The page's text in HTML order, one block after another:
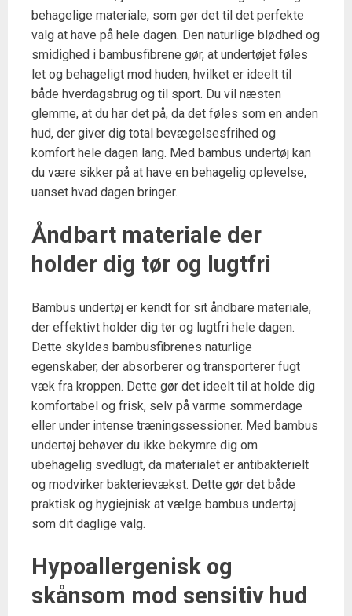
behagelige materiale, som gør det til det perfekte
valg at have på hele dagen. Den naturlige blødhed og
smidighed i bambusfibrene gør, at undertøjet føles
let og behageligt mod huden, hvilket er ideelt til
både hverdagsbrug og til sport. Du vil næsten
glemme, at du har det på, da det føles som en anden
hud, der giver dig total bevægelsesfrihed og
komfort hele dagen lang. Med bambus undertøj kan
du være sikker på at have en behagelig oplevelse,
uanset hvad dagen bringer.
Åndbart materiale der
holder dig tør og lugtfri
Bambus undertøj er kendt for sit åndbare materiale,
der effektivt holder dig tør og lugtfri hele dagen.
Dette skyldes bambusfibrenes naturlige
egenskaber, der absorberer og transporterer fugt
væk fra kroppen. Dette gør det ideelt til at holde dig
komfortabel og frisk, selv på varme sommerdage
eller under intense træningssessioner. Med bambus
undertøj behøver du ikke bekymre dig om
ubehagelig svedlugt, da materialet er antibakterielt
og modvirker bakterievækst. Dette gør det både
praktisk og hygiejnisk at vælge bambus undertøj
som dit daglige valg.
Hypoallergenisk og
skånsom mod sensitiv hud